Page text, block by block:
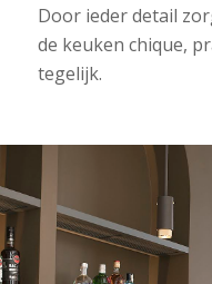
Door ieder detail
de keuken chique,
tegelijk.